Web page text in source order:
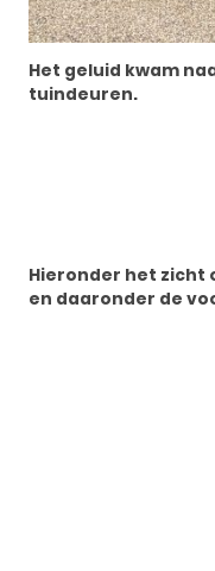
Het geluid kwam
tuindeuren.
Hieronder het zicht
en daaronder de